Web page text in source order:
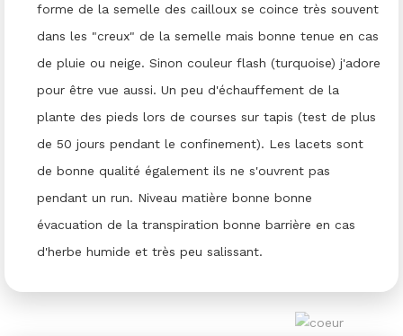
forme de la semelle des cailloux se coince très souvent
dans les "creux" de la semelle mais bonne tenue en cas
de pluie ou neige. Sinon couleur flash (turquoise) j'adore
pour être vue aussi. Un peu d'échauffement de la
plante des pieds lors de courses sur tapis (test de plus
de 50 jours pendant le confinement). Les lacets sont
de bonne qualité également ils ne s'ouvrent pas
pendant un run. Niveau matière bonne bonne
évacuation de la transpiration bonne barrière en cas
d'herbe humide et très peu salissant.